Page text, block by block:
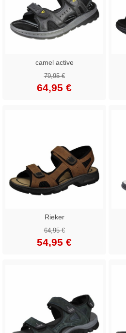
camel active
79,95 €
64,95 €
Rieker
64,95 €
54,95 €